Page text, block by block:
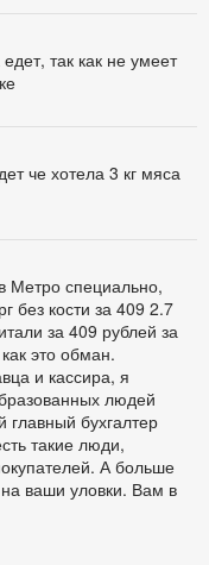
так как не умеет
че хотела 3 кг мяса
Метро специально,
без кости за 409 2.7
за 409 рублей за
это обман.
и кассира, я
людей
бухгалтер
такие люди,
А больше
ваши уловки. Вам в